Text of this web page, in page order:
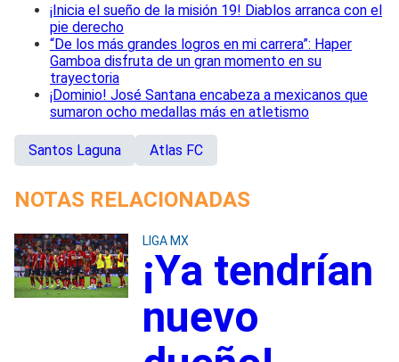
¡Inicia el sueño de la misión 19! Diablos arranca con el
pie derecho
“De los más grandes logros en mi carrera”: Haper
Gamboa disfruta de un gran momento en su
trayectoria
¡Dominio! José Santana encabeza a mexicanos que
sumaron ocho medallas más en atletismo
Santos Laguna Atlas FC
NOTAS RELACIONADAS
LIGA MX
¡Ya tendrían
nuevo